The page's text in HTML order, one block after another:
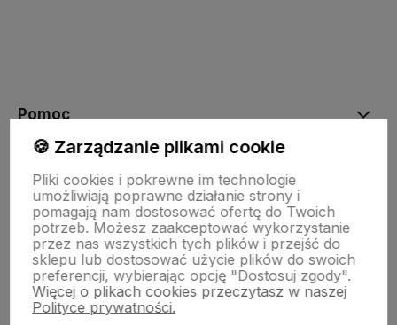
Pomoc
Moje konto
Płatności i dostawa
Informacje
🍪 Zarządzanie plikami cookie
Pliki cookies i pokrewne im technologie
umożliwiają poprawne działanie strony i
pomagają nam dostosować ofertę do Twoich
potrzeb. Możesz zaakceptować wykorzystanie
przez nas wszystkich tych plików i przejść do
sklepu lub dostosować użycie plików do swoich
preferencji, wybierając opcję "Dostosuj zgody".
Więcej o plikach cookies przeczytasz w naszej
Polityce prywatności.